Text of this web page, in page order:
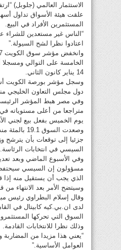
الاستثمار العالمي (جلوبل)
علقت هيئة الأسواق تداول
المستثمرين الأفراد في البيع.
“الناس غير مستعدين للشراء
اعتادوا نظرا لشح السيولة.”
الخامسة على التوالي
14 يناير كانون الثاني.
وسجل مؤشر بورصة الكويت
دول مجلس التعاون الخليجي منذ
يوم الخميس بفعل بيع لجني
وصعدت السوق
جزئيا إلى توقعات بأن يترشح
السيسي في انتخابات الرئاسة.
وفي الأسبوع الماضي وبعد
مسؤولون إن السيسي
الذي يجب أن يستقيل منه إذا
وسيتضح الأمر بعد الانتهاء من
وقال إسلام البطراوي رئيس
لدى ان.بي.كيه كابيتال في
وذلك نظرا للانتخابات القادمة.
“يعني هذا مزيدا من المضاربة
العوامل الأساسية.”